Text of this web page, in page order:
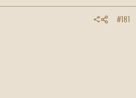
#181